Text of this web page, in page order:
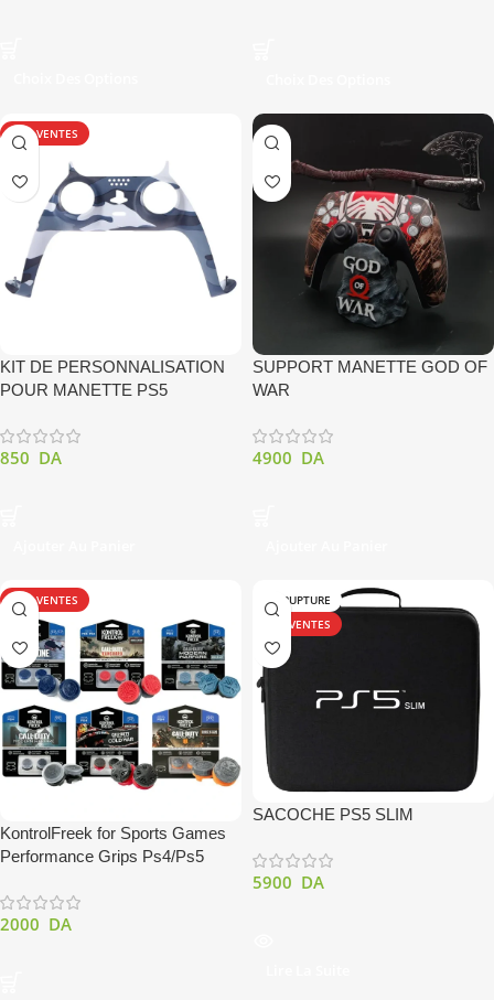
TOP VENTES
KIT DE PERSONNALISATION
POUR MANETTE PS5
850 DA
SUPPORT MANETTE GOD OF
WAR
4900 DA
TOP VENTES
KontrolFreek for Sports Games
Performance Grips Ps4/Ps5
2000 DA
EN RUPTURE
TOP VENTES
SACOCHE PS5 SLIM
5900 DA